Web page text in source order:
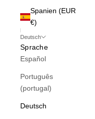
Spanien (EUR
€)
Deutsch
Sprache
Español
Português
(portugal)
Deutsch